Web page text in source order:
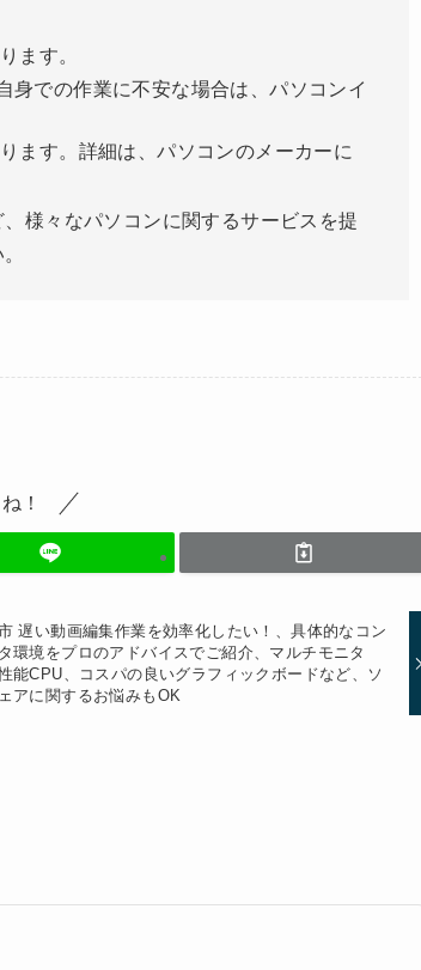
ます。
身での作業に不安な場合は、パソコンイ
ます。詳細は、パソコンのメーカーに
、様々なパソコンに関するサービスを提
！
遅い動画編集作業を効率化したい！、具体的なコン
環境をプロのアドバイスでご紹介、マルチモニタ
能CPU、コスパの良いグラフィックボードなど、ソ
アに関するお悩みもOK